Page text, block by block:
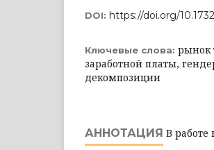
DOI: https://doi.org/
Ключевые слова: рынок
заработной платы,
декомпозиции
АННОТАЦИЯ В работе